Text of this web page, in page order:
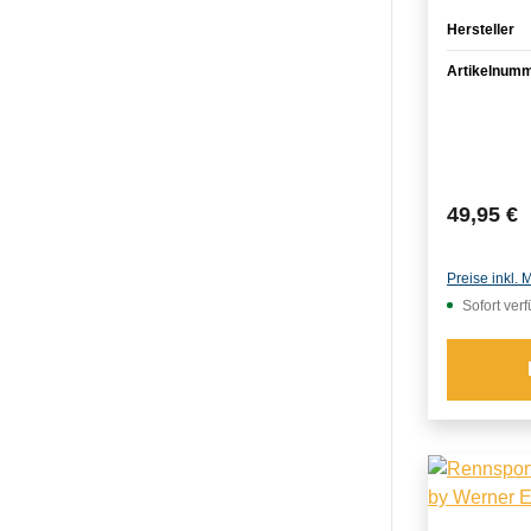
Hersteller
49,95 €
Preise inkl.
Sofort